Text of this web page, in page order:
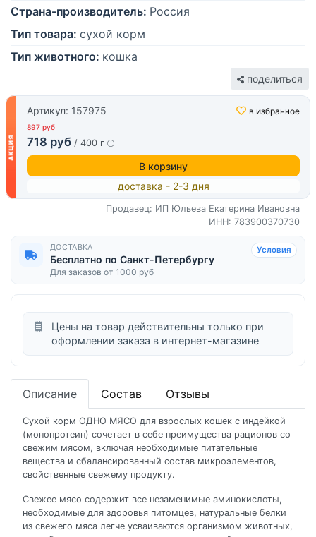
Страна-производитель: Россия
Тип товара: сухой корм
Тип животного: кошка
поделиться
Артикул: 157975 в избранное
897 руб
718 руб / 400 г
В корзину
доставка - 2-3 дня
Продавец: ИП Юльева Екатерина Ивановна
ИНН: 783900370730
ДОСТАВКА
Бесплатно по Санкт-Петербургу
Для заказов от 1000 руб
Условия
Цены на товар действительны только при
оформлении заказа в интернет-магазине
Описание Состав Отзывы
Сухой корм ОДНО МЯСО для взрослых кошек с индейкой
(монопротеин) сочетает в себе преимущества рационов со
свежим мясом, включая необходимые питательные
вещества и сбалансированный состав микроэлементов,
свойственные свежему продукту.
Свежее мясо содержит все незаменимые аминокислоты,
необходимые для здоровья питомцев, натуральные белки
из свежего мяса легче усваиваются организмом животных,